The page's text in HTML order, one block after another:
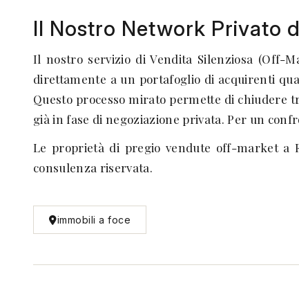
Il Nostro Network Privato
Il nostro servizio di Vendita Silenziosa (Off-
direttamente a un portafoglio di acquirenti
Questo processo mirato permette di chiudere
già in fase di negoziazione privata. Per un
Le proprietà di pregio vendute off-market a
consulenza riservata.
immobili a foce